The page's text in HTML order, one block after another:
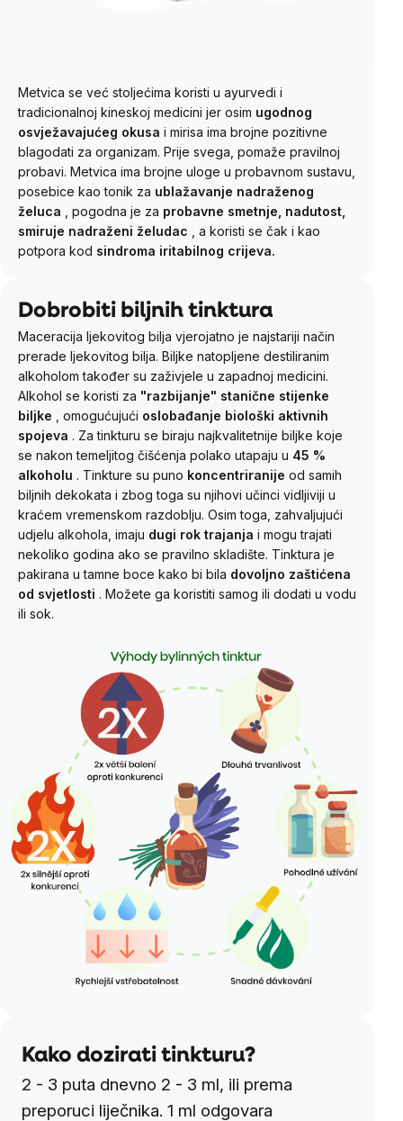
Metvica se već stoljećima koristi u ayurvedi i
tradicionalnoj kineskoj medicini jer osim ugodnog
osvježavajućeg okusa i mirisa ima brojne pozitivne
blagodati za organizam. Prije svega, pomaže pravilnoj
probavi. Metvica ima brojne uloge u probavnom sustavu,
posebice kao tonik za ublažavanje nadraženog
želuca
, pogodna je za probavne smetnje, nadutost,
smiruje nadraženi želudac
, a koristi se čak i kao
potpora kod sindroma iritabilnog crijeva.
Dobrobiti biljnih tinktura
Maceracija ljekovitog bilja vjerojatno je najstariji način
prerade ljekovitog bilja. Biljke natopljene destiliranim
alkoholom također su zaživjele u zapadnoj medicini.
Alkohol se koristi za "razbijanje" stanične stijenke
biljke
, omogućujući oslobađanje biološki aktivnih
spojeva . Za tinkturu se biraju najkvalitetnije biljke koje
se nakon temeljitog čišćenja polako utapaju u 45 %
alkoholu . Tinkture su puno koncentriranije od samih
biljnih dekokata i zbog toga su njihovi učinci vidljiviji u
kraćem vremenskom razdoblju. Osim toga, zahvaljujući
udjelu alkohola, imaju dugi rok trajanja i mogu trajati
nekoliko godina ako se pravilno skladište. Tinktura je
pakirana u tamne boce kako bi bila dovoljno zaštićena
od svjetlosti . Možete ga koristiti samog ili dodati u vodu
ili sok.
Kako dozirati tinkturu?
2 - 3 puta dnevno 2 - 3 ml, ili prema
preporuci liječnika. 1 ml odgovara